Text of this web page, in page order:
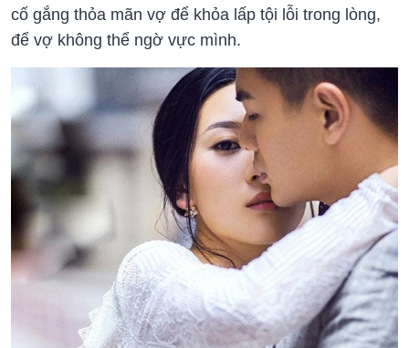
cố gắng thỏa mãn vợ để khỏa lấp tội lỗi trong lòng,
để vợ không thể ngờ vực mình.